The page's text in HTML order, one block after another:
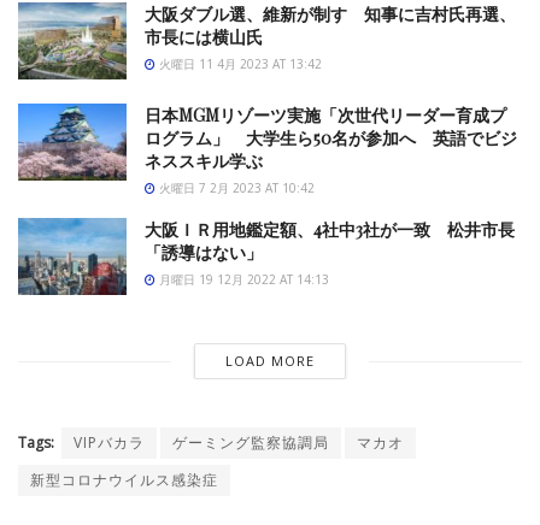
大阪ダブル選、維新が制す 知事に吉村氏再選、
市長には横山氏
火曜日 11 4月 2023 AT 13:42
日本MGMリゾーツ実施「次世代リーダー育成プ
ログラム」 大学生ら50名が参加へ 英語でビジ
ネススキル学ぶ
火曜日 7 2月 2023 AT 10:42
大阪ＩＲ用地鑑定額、4社中3社が一致 松井市長
「誘導はない」
月曜日 19 12月 2022 AT 14:13
LOAD MORE
Tags: VIPバカラ ゲーミング監察協調局
マカオ
新型コロナウイルス感染症